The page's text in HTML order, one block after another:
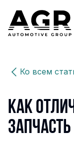
Ко всем
Как